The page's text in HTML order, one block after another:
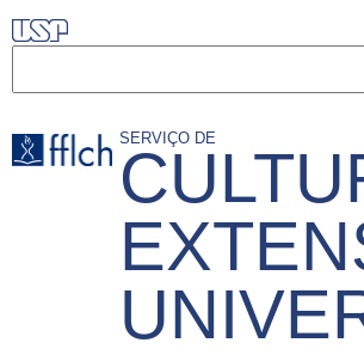
Pular
para
principal
SERVIÇO DE